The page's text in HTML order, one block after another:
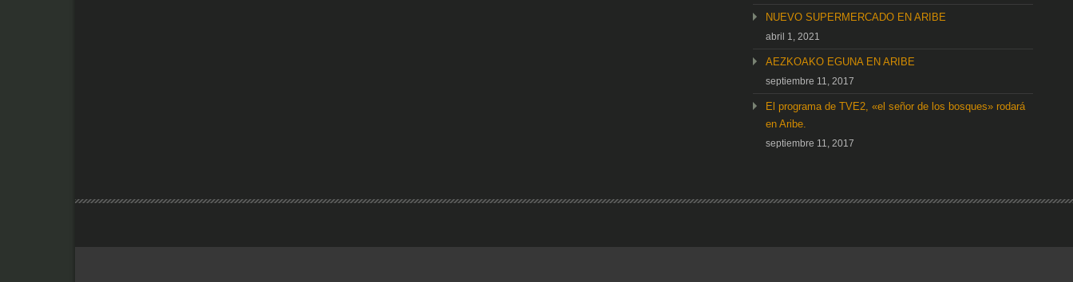
NUEVO SUPERMERCADO EN ARIBE
abril 1, 2021
AEZKOAKO EGUNA EN ARIBE
septiembre 11, 2017
El programa de TVE2, «el señor de los bosques» rodará
en Aribe.
septiembre 11, 2017